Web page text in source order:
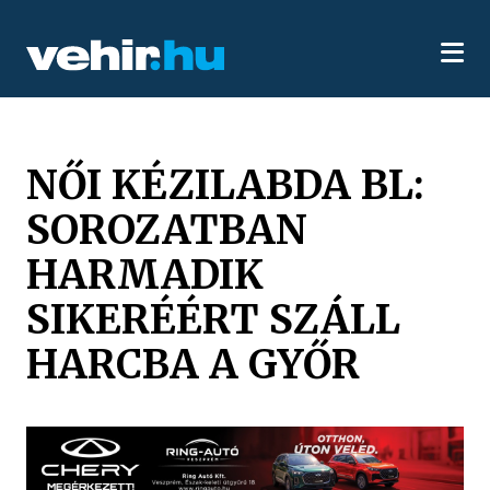
NŐI KÉZILABDA BL:
SOROZATBAN
HARMADIK
SIKERÉÉRT SZÁLL
HARCBA A GYŐR